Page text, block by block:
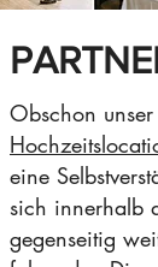
Obschon
eine
sich innerhalb
gegenseitig